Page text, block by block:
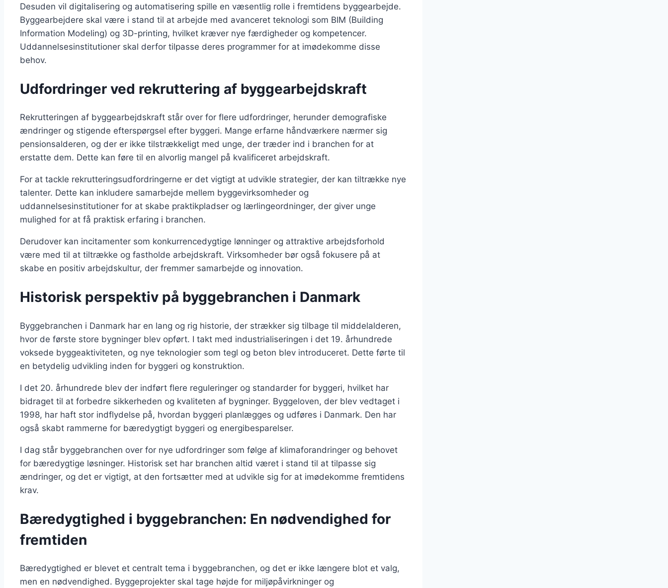
Desuden vil digitalisering og automatisering spille en væsentlig rolle i fremtidens byggearbejde.
Byggearbejdere skal være i stand til at arbejde med avanceret teknologi som BIM (Building
Information Modeling) og 3D-printing, hvilket kræver nye færdigheder og kompetencer.
Uddannelsesinstitutioner skal derfor tilpasse deres programmer for at imødekomme disse
behov.
Udfordringer ved rekruttering af byggearbejdskraft
Rekrutteringen af byggearbejdskraft står over for flere udfordringer, herunder demografiske
ændringer og stigende efterspørgsel efter byggeri. Mange erfarne håndværkere nærmer sig
pensionsalderen, og der er ikke tilstrækkeligt med unge, der træder ind i branchen for at
erstatte dem. Dette kan føre til en alvorlig mangel på kvalificeret arbejdskraft.
For at tackle rekrutteringsudfordringerne er det vigtigt at udvikle strategier, der kan tiltrække nye
talenter. Dette kan inkludere samarbejde mellem byggevirksomheder og
uddannelsesinstitutioner for at skabe praktikpladser og lærlingeordninger, der giver unge
mulighed for at få praktisk erfaring i branchen.
Derudover kan incitamenter som konkurrencedygtige lønninger og attraktive arbejdsforhold
være med til at tiltrække og fastholde arbejdskraft. Virksomheder bør også fokusere på at
skabe en positiv arbejdskultur, der fremmer samarbejde og innovation.
Historisk perspektiv på byggebranchen i Danmark
Byggebranchen i Danmark har en lang og rig historie, der strækker sig tilbage til middelalderen,
hvor de første store bygninger blev opført. I takt med industrialiseringen i det 19. århundrede
voksede byggeaktiviteten, og nye teknologier som tegl og beton blev introduceret. Dette førte til
en betydelig udvikling inden for byggeri og konstruktion.
I det 20. århundrede blev der indført flere reguleringer og standarder for byggeri, hvilket har
bidraget til at forbedre sikkerheden og kvaliteten af bygninger. Byggeloven, der blev vedtaget i
1998, har haft stor indflydelse på, hvordan byggeri planlægges og udføres i Danmark. Den har
også skabt rammerne for bæredygtigt byggeri og energibesparelser.
I dag står byggebranchen over for nye udfordringer som følge af klimaforandringer og behovet
for bæredygtige løsninger. Historisk set har branchen altid været i stand til at tilpasse sig
ændringer, og det er vigtigt, at den fortsætter med at udvikle sig for at imødekomme fremtidens
krav.
Bæredygtighed i byggebranchen: En nødvendighed for
fremtiden
Bæredygtighed er blevet et centralt tema i byggebranchen, og det er ikke længere blot et valg,
men en nødvendighed. Byggeprojekter skal tage højde for miljøpåvirkninger og